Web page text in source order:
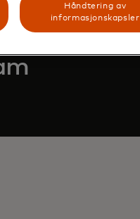
Håndtering av
informasjonskapsler